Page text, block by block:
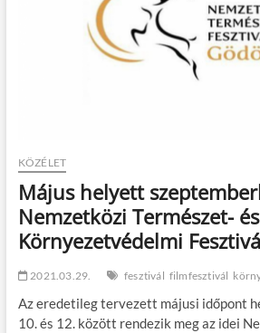
Fesztivál
KÖZÉLET
Május helyett
Nemzetközi Természet- és
Környezetvédelmi
2021.03.29. fesztivál filmfesztivál
Az eredetileg tervezett májusi időpont
10. és 12. között rendezik meg az idei